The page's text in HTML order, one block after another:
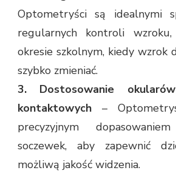
Optometryści są idealnymi
regularnych kontroli
okresie szkolnym, kiedy wzrok
szybko zmieniać.
3. Dostosowanie
kontaktowych –
precyzyjnym
soczewek, aby zapewnić
możliwą jakość widzenia.